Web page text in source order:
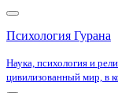
Меню
навигации
Психология Гурана
Наука, психология и
цивилизованный мир, в